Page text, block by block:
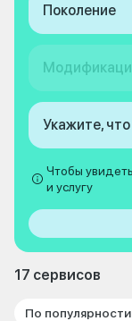
Поколение
Укажите,
Чтобы
и услугу
17 сервисов
По популярности